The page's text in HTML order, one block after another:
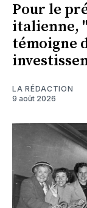
Pour le
italienne,
témoigne
LA RÉDACTION
9 août 2026